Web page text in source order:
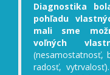
Diagnostika
pohľadu
mali sme
voľných
(nesamostatnosť,
radosť,